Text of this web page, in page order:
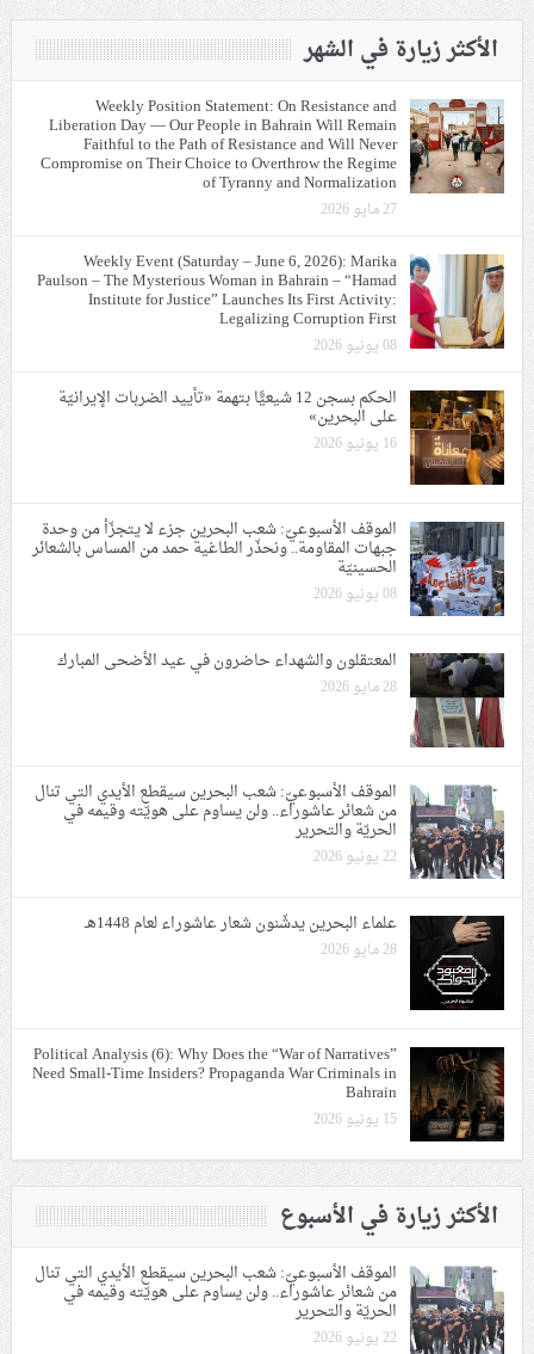
الأكثر زيارة في الشهر
Weekly Position Statement: On Resistance and
Liberation Day — Our People in Bahrain Will Remain
Faithful to the Path of Resistance and Will Never
Compromise on Their Choice to Overthrow the Regime
of Tyranny and Normalization
27 مايو 2026
Weekly Event (Saturday – June 6, 2026): Marika
Paulson – The Mysterious Woman in Bahrain – “Hamad
Institute for Justice” Launches Its First Activity:
Legalizing Corruption First
08 يونيو 2026
الحكم بسجن 12 شيعيًّا بتهمة «تأييد الضربات الإيرانيّة
على البحرين»
16 يونيو 2026
الموقف الأسبوعيّ: شعب البحرين جزء لا يتجزّأ من وحدة
جبهات المقاومة.. ونحذّر الطاغية حمد من المساس بالشعائر
الحسينيّة
08 يونيو 2026
المعتقلون والشهداء حاضرون في عيد الأضحى المبارك
28 مايو 2026
الموقف الأسبوعيّ: شعب البحرين سيقطع الأيدي التي تنال
من شعائر عاشوراء.. ولن يساوم على هويّته وقيمه في
الحريّة والتحرير
22 يونيو 2026
علماء البحرين يدشّنون شعار عاشوراء لعام 1448هـ
28 مايو 2026
Political Analysis (6): Why Does the “War of Narratives”
Need Small-Time Insiders? Propaganda War Criminals in
Bahrain
15 يونيو 2026
الأكثر زيارة في الأسبوع
الموقف الأسبوعيّ: شعب البحرين سيقطع الأيدي التي تنال
من شعائر عاشوراء.. ولن يساوم على هويّته وقيمه في
الحريّة والتحرير
22 يونيو 2026